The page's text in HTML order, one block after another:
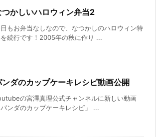
つかしいハロウィン弁当2
もお弁当なしなので、なつかしのハロウィン特
続行です！2005年の秋に作り ...
ンダのカップケーキレシピ動画公開
の宮澤真理公式チャンネルに新しい動画
パンダのカップケーキレシピ」 ...